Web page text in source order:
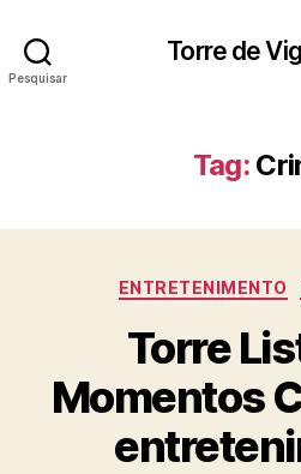
Pesquisar
Torre de
Tag:
ENTRETENIMENTO
Torre
Momentos